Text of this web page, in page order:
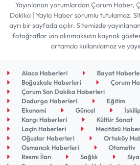
Yayınlanan yorumlardan Çorum Haber,
Dakika | Yayla Haber sorumlu tutulamaz.
ayrı bir sayfada açılır. Sitemizde
fotoğraflar izin alınmaksızın kaynak
ortamda kullanılamaz ve
Alaca Haberleri
Bayat
Boğazkale Haberleri
Çorum
Çorum Son Dakika Haberleri
Dodurga Haberleri
Eğitim
Ekonomi
Güncel
Kargı Haberleri
Kültür Sanat
Laçin Haberleri
Mecitözü
Oğuzlar Haberleri
Ortaköy
Osmancık Haberleri
Otomotiv
Resmi İlan
Sağlık